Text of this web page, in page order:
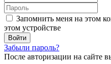
Запомнить меня на этом
этом устройстве
Забыли пароль?
После авторизации на сайте